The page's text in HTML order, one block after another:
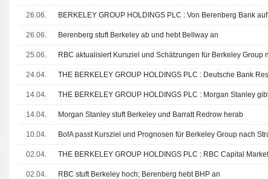
26.06.
26.06. Berenberg stuft Berkeley ab und hebt Bellway an
25.06.
24.04.
14.04.
14.04. Morgan Stanley stuft Berkeley und Barratt Redrow herab
10.04.
02.04.
02.04. RBC stuft Berkeley hoch; Berenberg hebt BHP an